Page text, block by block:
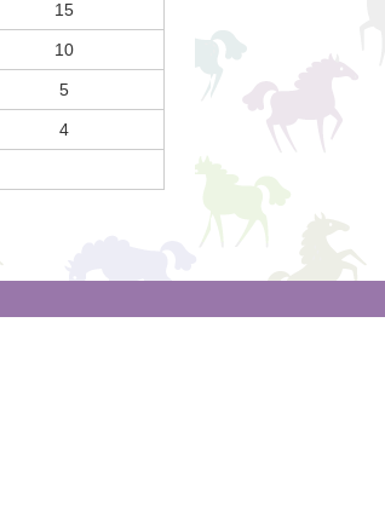
15
10
5
4